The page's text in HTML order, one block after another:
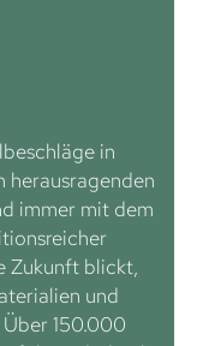
in
herausragenden
immer mit dem
Zukunft blickt,
und
150.000